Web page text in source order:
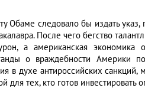
Обаме следовало бы издать
После чего бегство
а американская
о враждебности Америки
духе антироссийских санкций,
для тех, кто готов